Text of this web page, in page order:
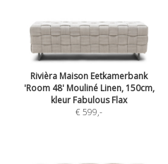
Rivièra Maison Eetkamerbank
'Room 48' Mouliné Linen, 150cm,
kleur Fabulous Flax
€ 599,-